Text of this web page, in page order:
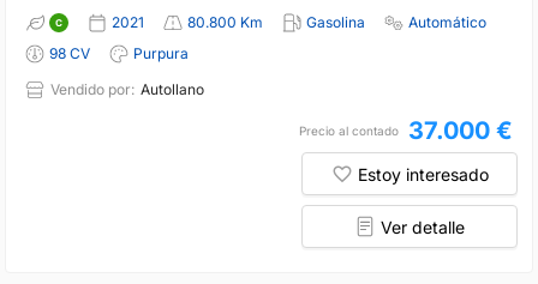
2021 80.800 Km Gasolina
Automático
98 CV
Purpura
Vendido por: Autollano
Precio al contado 37.000 €
Estoy interesado
Ver detalle